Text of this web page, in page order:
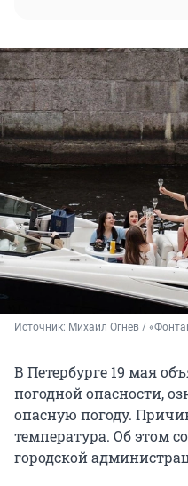
Источник: Михаил Огнев /
В Петербурге 19 мая
погодной опасности,
опасную погоду.
температура. Об этом
городской